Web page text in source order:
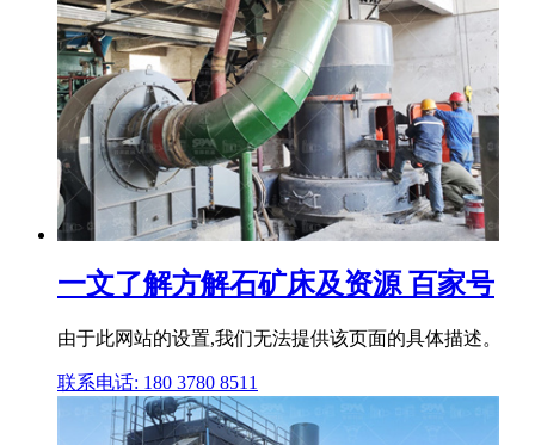
一文了解方解石矿床及资源 百家号
由于此网站的设置,我们无法提供该页面的具体描述。
联系电话: 180 3780 8511